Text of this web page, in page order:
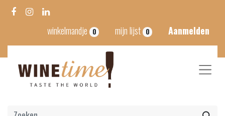
winkelmandje 0 mijn lijst 0 Aanmelden